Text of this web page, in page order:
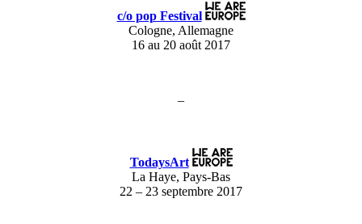
c/o pop Festival
Cologne, Allemagne
16 au 20 août 2017
–
TodaysArt
La Haye, Pays-Bas
22 – 23 septembre 2017